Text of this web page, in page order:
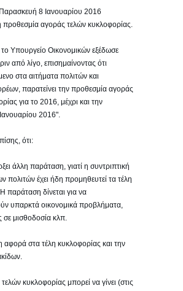
Παρασκευή 8 Ιανουαρίου 2016
προθεσμία αγοράς τελών κυκλοφορίας.
το Υπουργείο Οικονομικών εξέδωσε
από λίγο, επισημαίνοντας ότι
στα αιτήματα πολιτών και
παρατείνει την προθεσμία αγοράς
για το 2016, μέχρι και την
2016".
ότι:
άλλη παράταση, γιατί η συντριπτική
πολιτών έχει ήδη προμηθευτεί τα τέλη
παράταση δίνεται για να
υπαρκτά οικονομικά προβλήματα,
σε μισθοδοσία κλπ.
στα τέλη κυκλοφορίας και την
κυκλοφορίας μπορεί να γίνει (στις